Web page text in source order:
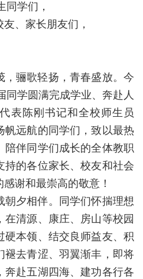
同学们，
、家长朋友们，
，骊歌轻扬，青春盛放。今
同学圆满完成学业、奔赴人
表陈刚书记和全校师生员
帆远航的同学们，致以最热
陪伴同学们成长的全体教职
持的各位家长、校友和社会
谢和最崇高的敬意！
朝夕相伴。同学们怀揣理想
清源、康庄、房山等校园
硬本领、结交良师益友、积
褪去青涩、羽翼渐丰，即将
奔赴五湖四海、建功各行各